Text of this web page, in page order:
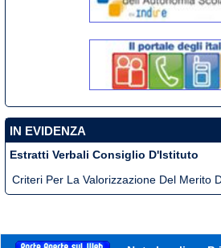
IN EVIDENZA
Estratti Verbali Consiglio D'Istituto
Criteri Per La Valorizzazione Del Merito